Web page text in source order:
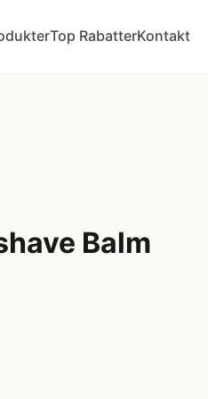
Top RabatterKontakt
Balm